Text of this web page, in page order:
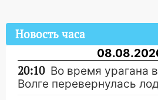
Новость часа
20:10 Во время урагана
Волге перевернулась